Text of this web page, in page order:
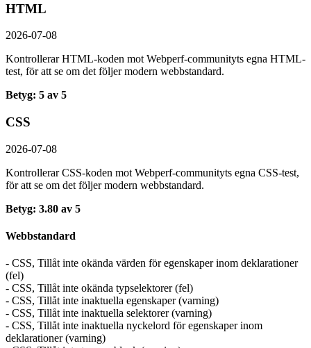
HTML
2026-07-08
Kontrollerar HTML-koden mot Webperf-communityts egna HTML-
test, för att se om det följer modern webbstandard.
Betyg: 5 av 5
CSS
2026-07-08
Kontrollerar CSS-koden mot Webperf-communityts egna CSS-test,
för att se om det följer modern webbstandard.
Betyg: 3.80 av 5
Webbstandard
- CSS, Tillåt inte okända värden för egenskaper inom deklarationer
(fel)
- CSS, Tillåt inte okända typselektorer (fel)
- CSS, Tillåt inte inaktuella egenskaper (varning)
- CSS, Tillåt inte inaktuella selektorer (varning)
- CSS, Tillåt inte inaktuella nyckelord för egenskaper inom
deklarationer (varning)